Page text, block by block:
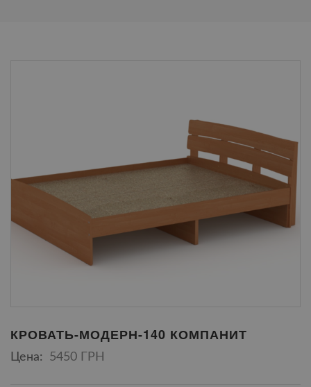
КРОВАТЬ-МОДЕРН-140 КОМПАНИТ
Цена: 5450 ГРН